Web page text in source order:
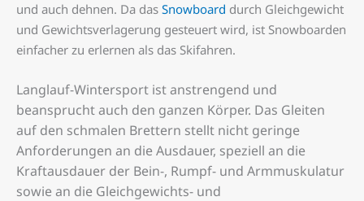
und auch dehnen. Da das Snowboard durch Gleichgewicht
und Gewichtsverlagerung gesteuert wird, ist Snowboarden
einfacher zu erlernen als das Skifahren.
Langlauf-Wintersport ist anstrengend und
beansprucht auch den ganzen Körper. Das Gleiten
auf den schmalen Brettern stellt nicht geringe
Anforderungen an die Ausdauer, speziell an die
Kraftausdauer der Bein-, Rumpf- und Armmuskulatur
sowie an die Gleichgewichts- und